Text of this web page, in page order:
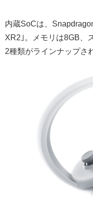
内蔵SoCは、
XR2｣。メモリは8GB、
2種類がラインナップさ